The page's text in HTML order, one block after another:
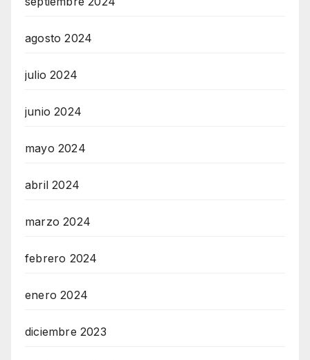
agosto 2024
julio 2024
junio 2024
mayo 2024
abril 2024
marzo 2024
febrero 2024
enero 2024
diciembre 2023